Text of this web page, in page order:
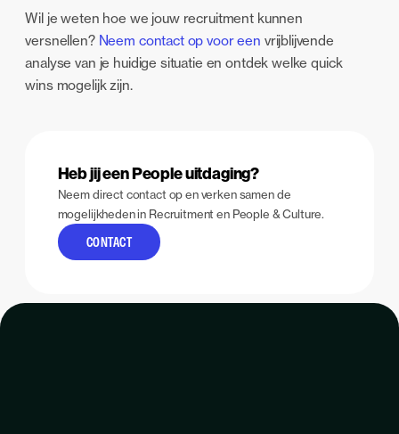
Wil je weten hoe we jouw recruitment kunnen
versnellen? Neem contact op voor een vrijblijvende
analyse van je huidige situatie en ontdek welke quick
wins mogelijk zijn.
Heb jij een People uitdaging?
Neem direct contact op en verken samen de
mogelijkheden in Recruitment en People & Culture.
CONTACT